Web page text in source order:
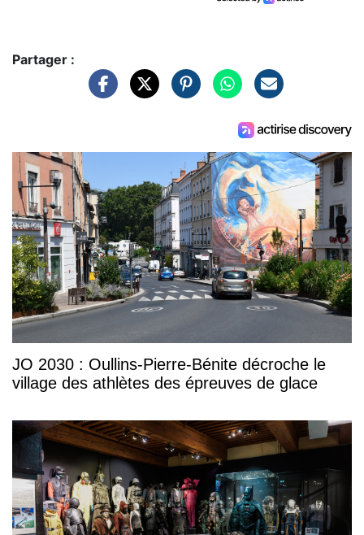
Partager :
JO 2030 : Oullins-Pierre-Bénite décroche le
village des athlètes des épreuves de glace